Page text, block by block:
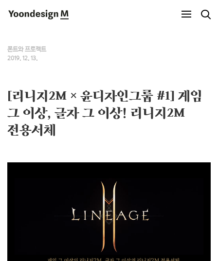
Yoondesign M
폰트와 프로젝트
2019. 12. 13.
[리니지2M × 윤디자인그룹 #1] 게임
그 이상, 글자 그 이상! 리니지2M
전용서체